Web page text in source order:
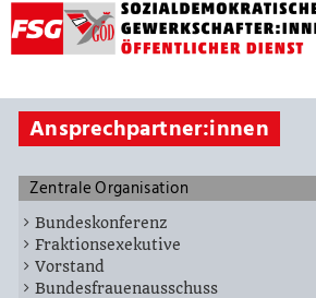
Ansprechpartner:innen
Zentrale Organisation
Bundeskonferenz
Fraktionsexekutive
Vorstand
Bundesfrauenausschuss